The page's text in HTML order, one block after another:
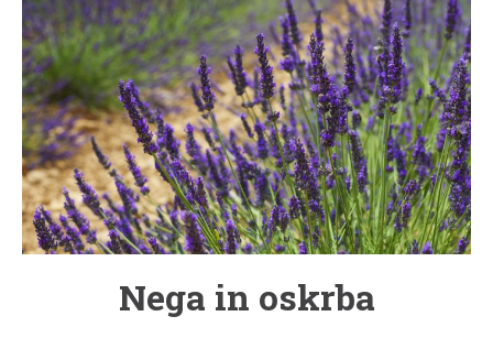
Nega in oskrba